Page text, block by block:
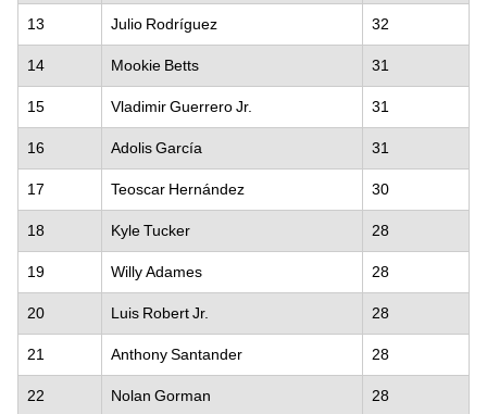
13 Julio Rodríguez 32
14 Mookie Betts 31
15 Vladimir Guerrero Jr. 31
16 Adolis García 31
17 Teoscar Hernández 30
18 Kyle Tucker 28
19 Willy Adames 28
20 Luis Robert Jr. 28
21 Anthony Santander 28
22 Nolan Gorman 28